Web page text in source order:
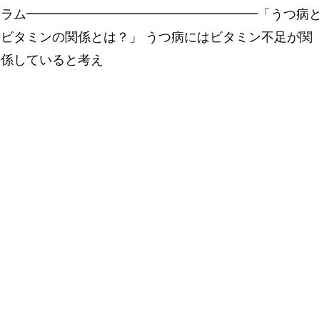
ラム━━━━━━━━━━━━━━━━━━「うつ病と
ビタミンの関係とは？」 うつ病にはビタミン不足が関
係していると考え